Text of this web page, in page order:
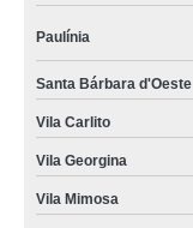
Paulínia
Santa Bárbara d'Oeste
Vila Carlito
Vila Georgina
Vila Mimosa